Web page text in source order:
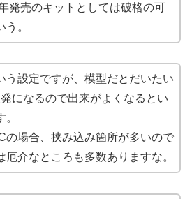
発売のキットとしては破格の可
。
う設定ですが、模型だとだいたい
になるので出来がよくなるとい
の場合、挟み込み箇所が多いので
厄介なところも多数ありますな。